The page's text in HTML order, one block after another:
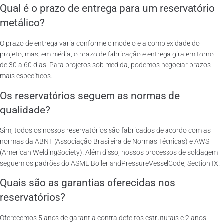
Qual é o prazo de entrega para um reservatório
metálico?
O prazo de entrega varia conforme o modelo e a complexidade do
projeto, mas, em média, o prazo de fabricação e entrega gira em torno
de 30 a 60 dias. Para projetos sob medida, podemos negociar prazos
mais específicos.
Os reservatórios seguem as normas de
qualidade?
Sim, todos os nossos reservatórios são fabricados de acordo com as
normas da ABNT (Associação Brasileira de Normas Técnicas) e AWS
(American WeldingSociety). Além disso, nossos processos de soldagem
seguem os padrões do ASME Boiler andPressureVesselCode, Section IX.
Quais são as garantias oferecidas nos
reservatórios?
Oferecemos 5 anos de garantia contra defeitos estruturais e 2 anos